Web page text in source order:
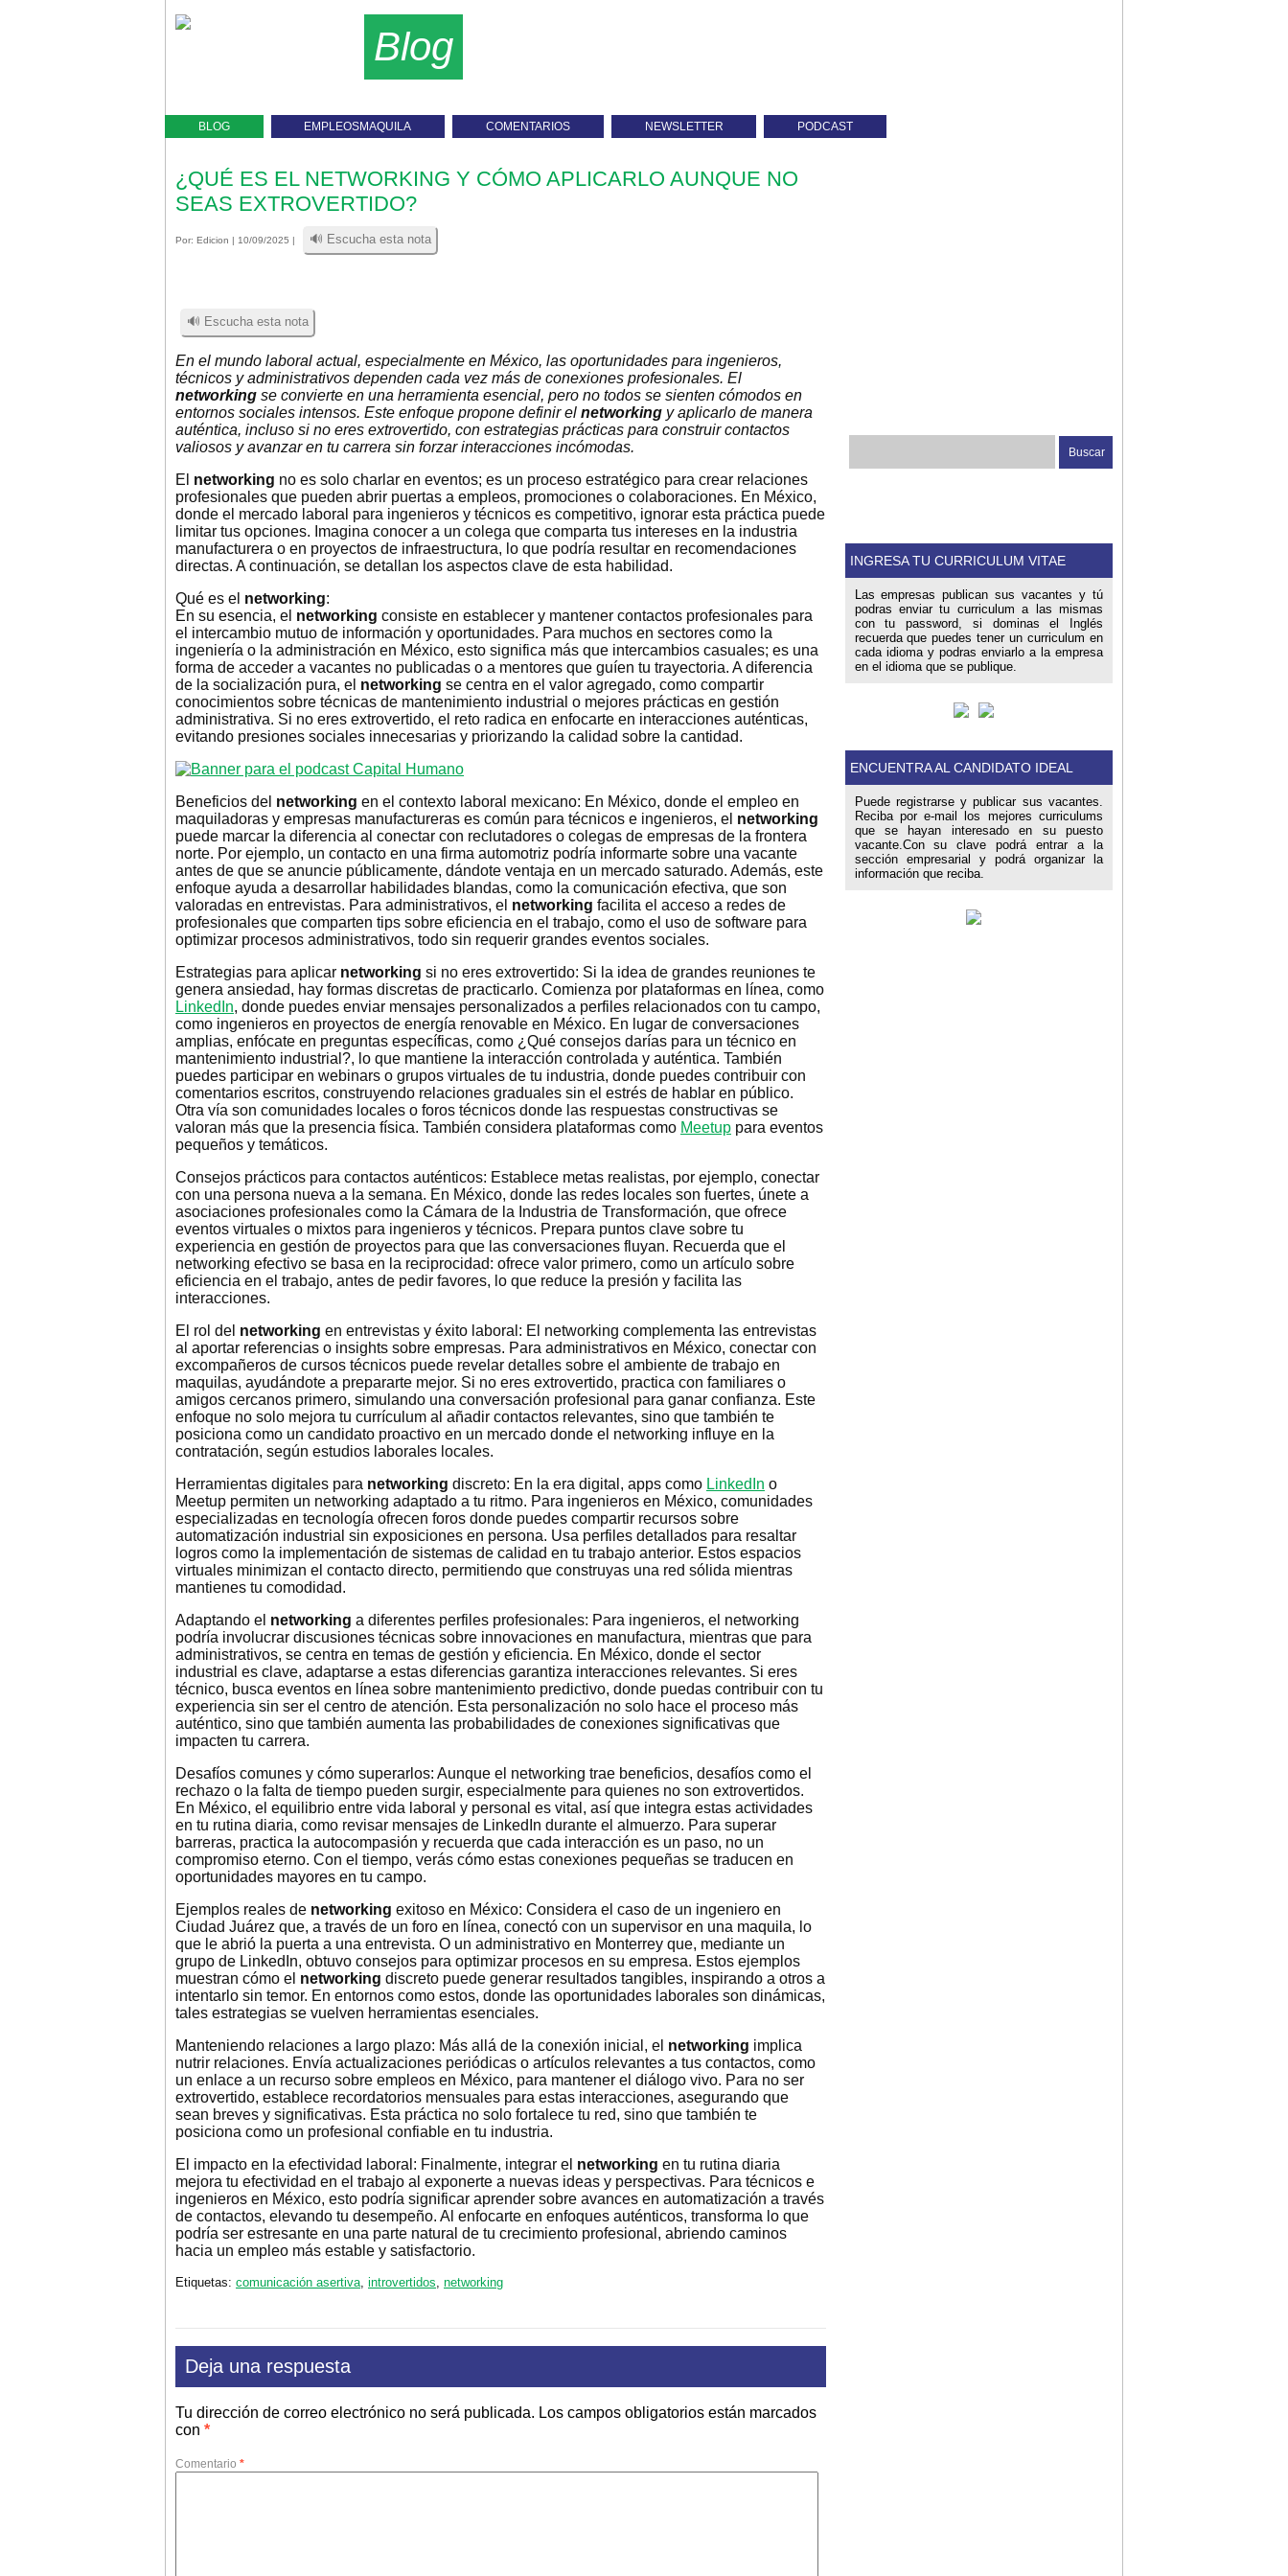
Blog
BLOG EMPLEOSMAQUILA COMENTARIOS NEWSLETTER PODCAST
¿QUÉ ES EL NETWORKING Y CÓMO APLICARLO AUNQUE NO
SEAS EXTROVERTIDO?
Por: Edicion | 10/09/2025 | 🔊 Escucha esta nota
🔊 Escucha esta nota
En el mundo laboral actual, especialmente en México, las oportunidades para ingenieros,
técnicos y administrativos dependen cada vez más de conexiones profesionales. El
networking se convierte en una herramienta esencial, pero no todos se sienten cómodos en
entornos sociales intensos. Este enfoque propone definir el networking y aplicarlo de manera
auténtica, incluso si no eres extrovertido, con estrategias prácticas para construir contactos
valiosos y avanzar en tu carrera sin forzar interacciones incómodas.
El networking no es solo charlar en eventos; es un proceso estratégico para crear relaciones
profesionales que pueden abrir puertas a empleos, promociones o colaboraciones. En México,
donde el mercado laboral para ingenieros y técnicos es competitivo, ignorar esta práctica puede
limitar tus opciones. Imagina conocer a un colega que comparta tus intereses en la industria
manufacturera o en proyectos de infraestructura, lo que podría resultar en recomendaciones
directas. A continuación, se detallan los aspectos clave de esta habilidad.
Qué es el networking:
En su esencia, el networking consiste en establecer y mantener contactos profesionales para
el intercambio mutuo de información y oportunidades. Para muchos en sectores como la
ingeniería o la administración en México, esto significa más que intercambios casuales; es una
forma de acceder a vacantes no publicadas o a mentores que guíen tu trayectoria. A diferencia
de la socialización pura, el networking se centra en el valor agregado, como compartir
conocimientos sobre técnicas de mantenimiento industrial o mejores prácticas en gestión
administrativa. Si no eres extrovertido, el reto radica en enfocarte en interacciones auténticas,
evitando presiones sociales innecesarias y priorizando la calidad sobre la cantidad.
Beneficios del networking en el contexto laboral mexicano: En México, donde el empleo en
maquiladoras y empresas manufactureras es común para técnicos e ingenieros, el networking
puede marcar la diferencia al conectar con reclutadores o colegas de empresas de la frontera
norte. Por ejemplo, un contacto en una firma automotriz podría informarte sobre una vacante
antes de que se anuncie públicamente, dándote ventaja en un mercado saturado. Además, este
enfoque ayuda a desarrollar habilidades blandas, como la comunicación efectiva, que son
valoradas en entrevistas. Para administrativos, el networking facilita el acceso a redes de
profesionales que comparten tips sobre eficiencia en el trabajo, como el uso de software para
optimizar procesos administrativos, todo sin requerir grandes eventos sociales.
Estrategias para aplicar networking si no eres extrovertido: Si la idea de grandes reuniones te
genera ansiedad, hay formas discretas de practicarlo. Comienza por plataformas en línea, como
LinkedIn, donde puedes enviar mensajes personalizados a perfiles relacionados con tu campo,
como ingenieros en proyectos de energía renovable en México. En lugar de conversaciones
amplias, enfócate en preguntas específicas, como ¿Qué consejos darías para un técnico en
mantenimiento industrial?, lo que mantiene la interacción controlada y auténtica. También
puedes participar en webinars o grupos virtuales de tu industria, donde puedes contribuir con
comentarios escritos, construyendo relaciones graduales sin el estrés de hablar en público.
Otra vía son comunidades locales o foros técnicos donde las respuestas constructivas se
valoran más que la presencia física. También considera plataformas como Meetup para eventos
pequeños y temáticos.
Consejos prácticos para contactos auténticos: Establece metas realistas, por ejemplo, conectar
con una persona nueva a la semana. En México, donde las redes locales son fuertes, únete a
asociaciones profesionales como la Cámara de la Industria de Transformación, que ofrece
eventos virtuales o mixtos para ingenieros y técnicos. Prepara puntos clave sobre tu
experiencia en gestión de proyectos para que las conversaciones fluyan. Recuerda que el
networking efectivo se basa en la reciprocidad: ofrece valor primero, como un artículo sobre
eficiencia en el trabajo, antes de pedir favores, lo que reduce la presión y facilita las
interacciones.
El rol del networking en entrevistas y éxito laboral: El networking complementa las entrevistas
al aportar referencias o insights sobre empresas. Para administrativos en México, conectar con
excompañeros de cursos técnicos puede revelar detalles sobre el ambiente de trabajo en
maquilas, ayudándote a prepararte mejor. Si no eres extrovertido, practica con familiares o
amigos cercanos primero, simulando una conversación profesional para ganar confianza. Este
enfoque no solo mejora tu currículum al añadir contactos relevantes, sino que también te
posiciona como un candidato proactivo en un mercado donde el networking influye en la
contratación, según estudios laborales locales.
Herramientas digitales para networking discreto: En la era digital, apps como LinkedIn o
Meetup permiten un networking adaptado a tu ritmo. Para ingenieros en México, comunidades
especializadas en tecnología ofrecen foros donde puedes compartir recursos sobre
automatización industrial sin exposiciones en persona. Usa perfiles detallados para resaltar
logros como la implementación de sistemas de calidad en tu trabajo anterior. Estos espacios
virtuales minimizan el contacto directo, permitiendo que construyas una red sólida mientras
mantienes tu comodidad.
Adaptando el networking a diferentes perfiles profesionales: Para ingenieros, el networking
podría involucrar discusiones técnicas sobre innovaciones en manufactura, mientras que para
administrativos, se centra en temas de gestión y eficiencia. En México, donde el sector
industrial es clave, adaptarse a estas diferencias garantiza interacciones relevantes. Si eres
técnico, busca eventos en línea sobre mantenimiento predictivo, donde puedas contribuir con tu
experiencia sin ser el centro de atención. Esta personalización no solo hace el proceso más
auténtico, sino que también aumenta las probabilidades de conexiones significativas que
impacten tu carrera.
Desafíos comunes y cómo superarlos: Aunque el networking trae beneficios, desafíos como el
rechazo o la falta de tiempo pueden surgir, especialmente para quienes no son extrovertidos.
En México, el equilibrio entre vida laboral y personal es vital, así que integra estas actividades
en tu rutina diaria, como revisar mensajes de LinkedIn durante el almuerzo. Para superar
barreras, practica la autocompasión y recuerda que cada interacción es un paso, no un
compromiso eterno. Con el tiempo, verás cómo estas conexiones pequeñas se traducen en
oportunidades mayores en tu campo.
Ejemplos reales de networking exitoso en México: Considera el caso de un ingeniero en
Ciudad Juárez que, a través de un foro en línea, conectó con un supervisor en una maquila, lo
que le abrió la puerta a una entrevista. O un administrativo en Monterrey que, mediante un
grupo de LinkedIn, obtuvo consejos para optimizar procesos en su empresa. Estos ejemplos
muestran cómo el networking discreto puede generar resultados tangibles, inspirando a otros a
intentarlo sin temor. En entornos como estos, donde las oportunidades laborales son dinámicas,
tales estrategias se vuelven herramientas esenciales.
Manteniendo relaciones a largo plazo: Más allá de la conexión inicial, el networking implica
nutrir relaciones. Envía actualizaciones periódicas o artículos relevantes a tus contactos, como
un enlace a un recurso sobre empleos en México, para mantener el diálogo vivo. Para no ser
extrovertido, establece recordatorios mensuales para estas interacciones, asegurando que
sean breves y significativas. Esta práctica no solo fortalece tu red, sino que también te
posiciona como un profesional confiable en tu industria.
El impacto en la efectividad laboral: Finalmente, integrar el networking en tu rutina diaria
mejora tu efectividad en el trabajo al exponerte a nuevas ideas y perspectivas. Para técnicos e
ingenieros en México, esto podría significar aprender sobre avances en automatización a través
de contactos, elevando tu desempeño. Al enfocarte en enfoques auténticos, transforma lo que
podría ser estresante en una parte natural de tu crecimiento profesional, abriendo caminos
hacia un empleo más estable y satisfactorio.
Etiquetas: comunicación asertiva, introvertidos, networking
Deja una respuesta
Tu dirección de correo electrónico no será publicada. Los campos obligatorios están marcados
con *
Comentario *
INGRESA TU CURRICULUM VITAE
Las empresas publican sus vacantes y tú
podras enviar tu curriculum a las mismas
con tu password, si dominas el Inglés
recuerda que puedes tener un curriculum en
cada idioma y podras enviarlo a la empresa
en el idioma que se publique.
ENCUENTRA AL CANDIDATO IDEAL
Puede registrarse y publicar sus vacantes.
Reciba por e-mail los mejores curriculums
que se hayan interesado en su puesto
vacante.Con su clave podrá entrar a la
sección empresarial y podrá organizar la
información que reciba.